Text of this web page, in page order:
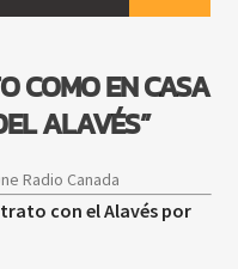
COMO EN CASA
ALAVÉS”
Radio Canada
con el Alavés por